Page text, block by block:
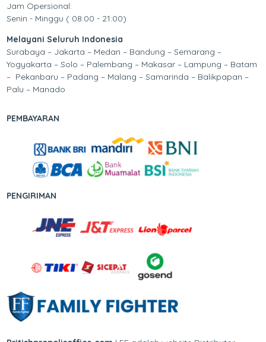
Jam Opersional:
Senin - Minggu ( 08:00 - 21:00)
Melayani Seluruh Indonesia
Surabaya – Jakarta – Medan – Bandung – Semarang –
Yogyakarta – Solo – Palembang – Makasar – Lampung – Batam
– Pekanbaru – Padang – Malang – Samarinda – Balikpapan –
Palu – Manado
PEMBAYARAN
PENGIRIMAN